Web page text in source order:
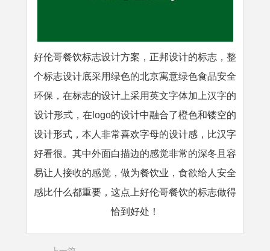
好伦哥餐饮标志设计方案，正邦设计的标志，整
个标志设计底采用绿色的北京寓意绿色食品安全
环保，在标志的设计上采用英文字体加上汉字的
设计形式，在logo的设计中融合了橙色和镂空的
设计形式，本人非常喜欢字母的设计感，比汉字
好看很。其中外面白描边的感觉非常的深冬且容
易让人接收的感觉，做为餐饮业，食欲给人安全
感比什么都重要，这点上好伦哥餐饮的标志做得
恰到好处！